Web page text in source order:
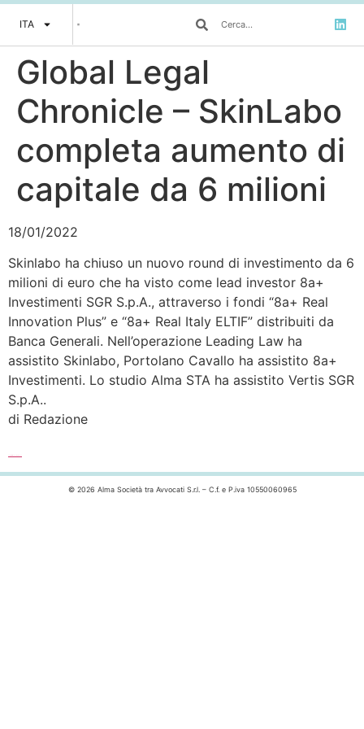
ITA
Global Legal
Chronicle – SkinLabo
completa aumento di
capitale da 6 milioni
18/01/2022
Skinlabo ha chiuso un nuovo round di investimento da 6
milioni di euro che ha visto come lead investor 8a+
Investimenti SGR S.p.A., attraverso i fondi “8a+ Real
Innovation Plus” e “8a+ Real Italy ELTIF” distribuiti da
Banca Generali. Nell’operazione Leading Law ha
assistito Skinlabo, Portolano Cavallo ha assistito 8a+
Investimenti. Lo studio Alma STA ha assistito Vertis SGR
S.p.A..
di Redazione
© 2026 Alma Società tra Avvocati S.r.l. – C.f. e P.iva 10550060965